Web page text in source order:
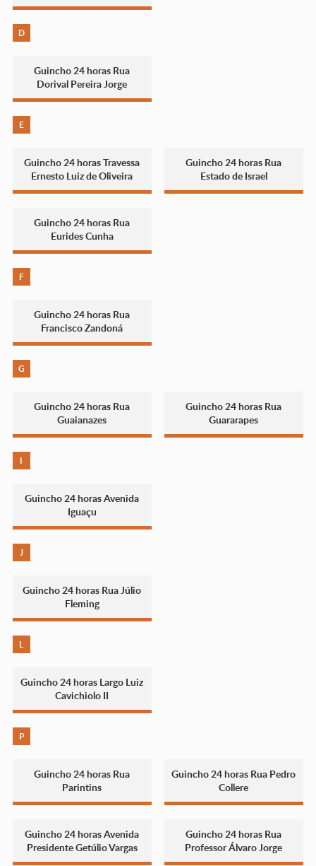
D
Guincho 24 horas Rua
Dorival Pereira Jorge
E
Guincho 24 horas Travessa
Ernesto Luiz de Oliveira
Guincho 24 horas Rua
Estado de Israel
Guincho 24 horas Rua
Eurides Cunha
F
Guincho 24 horas Rua
Francisco Zandoná
G
Guincho 24 horas Rua
Guaianazes
Guincho 24 horas Rua
Guararapes
I
Guincho 24 horas Avenida
Iguaçu
J
Guincho 24 horas Rua Júlio
Fleming
L
Guincho 24 horas Largo Luiz
Cavichiolo II
P
Guincho 24 horas Rua
Parintins
Guincho 24 horas Rua Pedro
Collere
Guincho 24 horas Avenida
Presidente Getúlio Vargas
Guincho 24 horas Rua
Professor Álvaro Jorge